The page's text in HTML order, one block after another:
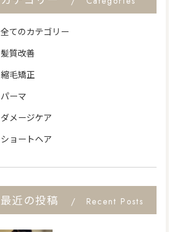
全てのカテゴリー
髪質改善
縮毛矯正
パーマ
ダメージケア
ショートヘア
最近の投稿 Recent Posts